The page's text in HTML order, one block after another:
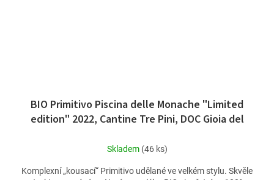
BIO Primitivo Piscina delle Monache "Limited
edition" 2022, Cantine Tre Pini, DOC Gioia del
Skladem (46 ks)
Komplexní „kousací“ Primitivo udělané ve velkém stylu. Skvěle